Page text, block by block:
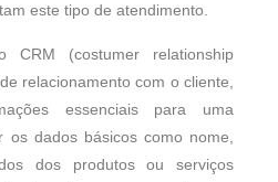
este tipo de atendimento.
(costumer relationship
relacionamento com o cliente,
essenciais para uma
dados básicos como nome,
dos produtos ou serviços